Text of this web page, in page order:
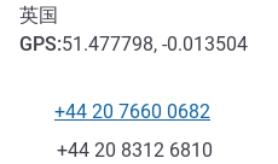
英国
GPS:51.477798, -0.013504
电话
+44 20 7660 0682
传真
+44 20 8312 6810